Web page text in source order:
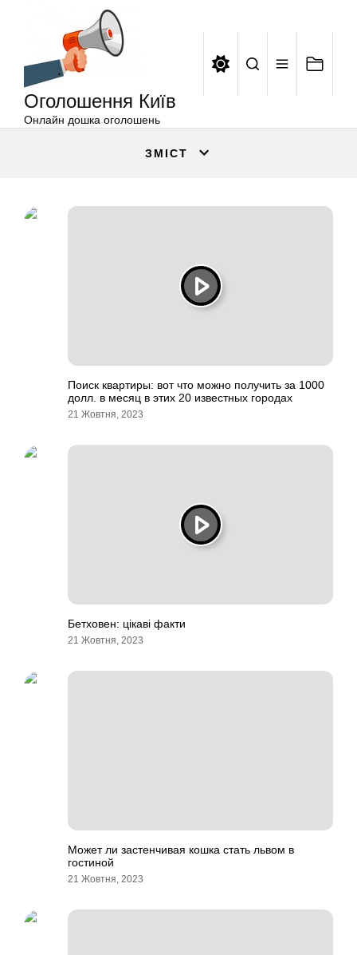
Оголошення Київ
Онлайн дошка оголошень
ЗМІСТ
Поиск квартиры: вот что можно получить за 1000
долл. в месяц в этих 20 известных городах
21 Жовтня, 2023
Бетховен: цікаві факти
21 Жовтня, 2023
Может ли застенчивая кошка стать львом в
гостиной
21 Жовтня, 2023